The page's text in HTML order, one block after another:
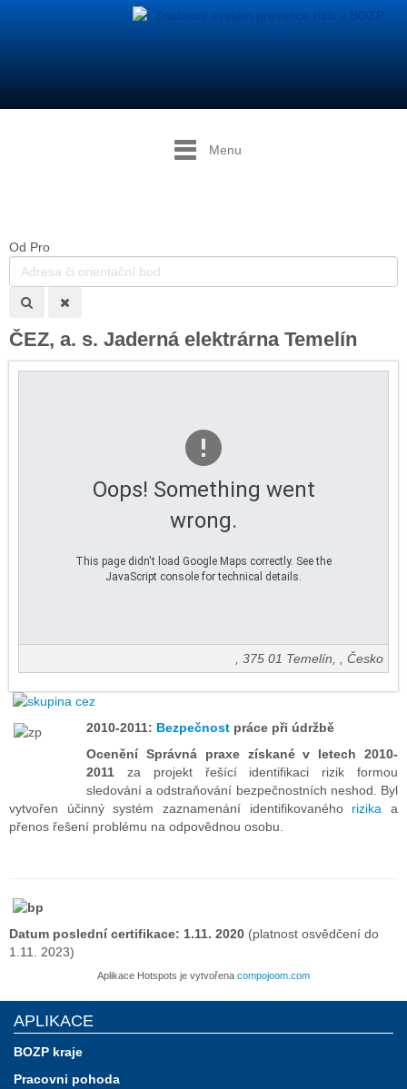
Menu
Od Pro
ČEZ, a. s. Jaderná elektrárna Temelín
Oops! Something went
wrong.
This page didn't load Google Maps correctly. See the
JavaScript console for technical details.
375 01 Temelín Česko
2010-2011: Bezpečnost práce při údržbě
Ocenění Správná praxe získané v letech 2010-
2011 za projekt řešící identifikaci rizik formou
sledování a odstraňování bezpečnostních neshod. Byl
vytvořen účinný systém zaznamenání identifikovaného rizika a
přenos řešení problému na odpovědnou osobu.
Datum poslední certifikace: 1.11. 2020 (platnost osvědčení do
1.11. 2023)
Aplikace Hotspots je vytvořena compojoom.com
APLIKACE
BOZP kraje
Pracovni pohoda